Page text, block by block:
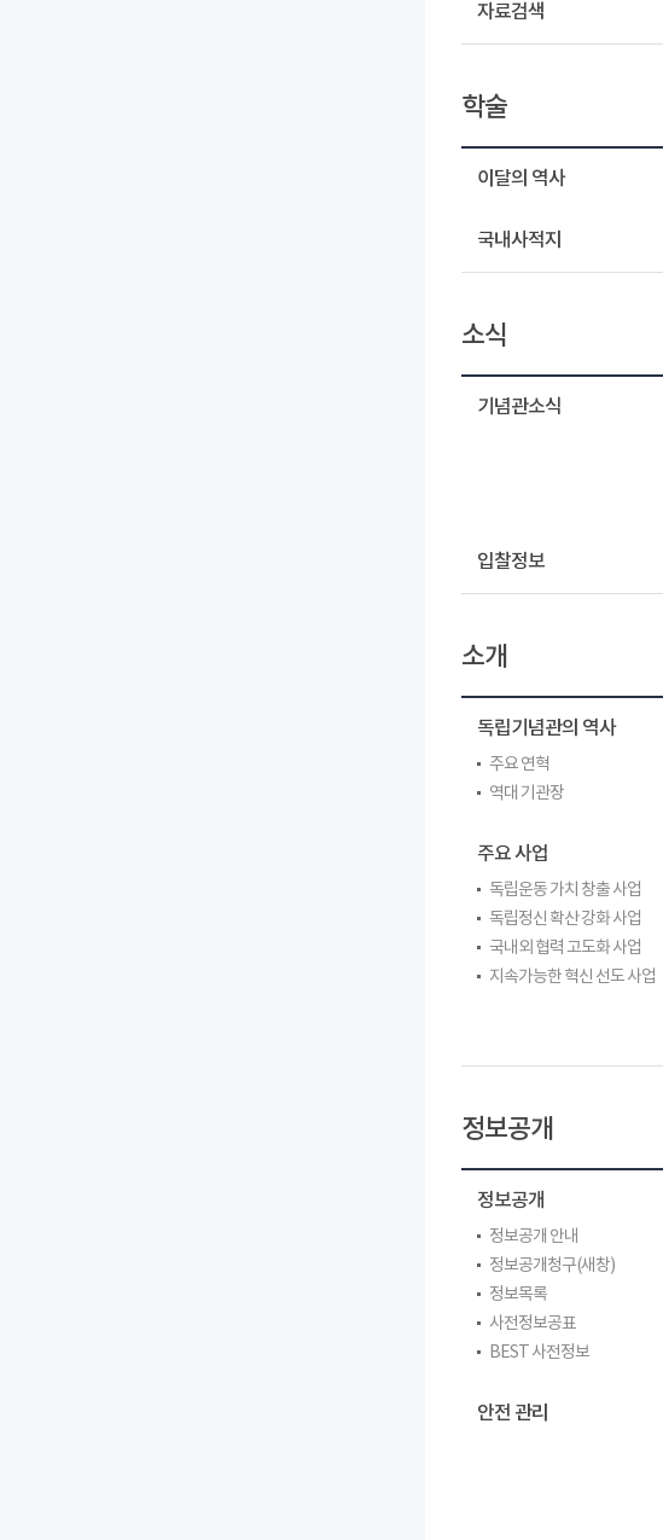
자료검색
학술
이달의 역사
국내사적지
소식
기념관소식
입찰정보
소개
독립기념관의 역사
주요 연혁
역대 기관장
주요 사업
독립운동 가치 창출 사업
독립정신 확산 강화 사업
국내외 협력 고도화 사업
지속가능한 혁신 선도 사업
정보공개
정보공개
정보공개 안내
정보공개청구(새창)
정보목록
사전정보공표
BEST 사전정보
안전 관리